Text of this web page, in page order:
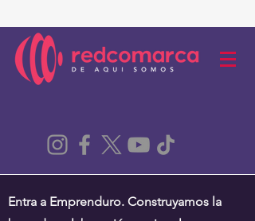
Entra a Emprenduro. Construyamos la